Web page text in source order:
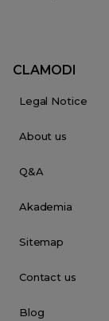
CLAMODI
Legal Notice
About us
Q&A
Akademia
Sitemap
Contact us
Blog